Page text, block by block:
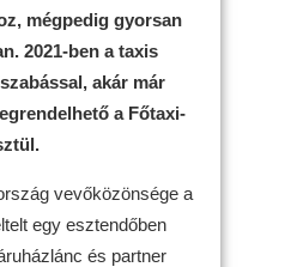
mégpedig gyorsan
2021-ben a taxis
akár már
a Főtaxi-
vevőközönsége a
egy esztendőben
és partner